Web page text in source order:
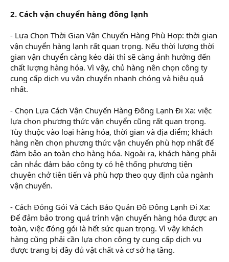
2. Cách vận chuyển hàng đông lạnh
- Lựa Chọn Thời Gian Vận Chuyển Hàng Phù Hợp: thời gian
vận chuyển hàng lạnh rất quan trọng. Nếu thời lượng thời
gian vận chuyển càng kéo dài thì sẽ càng ảnh hưởng đến
chất lượng hàng hóa. Vì vậy, chủ hàng nên chọn công ty
cung cấp dịch vụ vận chuyển nhanh chóng và hiệu quả
nhất.
- Chọn Lựa Cách Vận Chuyển Hàng Đông Lạnh Đi Xa: việc
lựa chọn phương thức vận chuyển cũng rất quan trọng.
Tùy thuộc vào loại hàng hóa, thời gian và địa diểm; khách
hàng nền chọn phương thức vận chuyển phù hợp nhất để
đàm bảo an toàn cho hàng hóa. Ngoài ra, khách hàng phải
cân nhắc đảm bảo công ty có hệ thống phương tiện
chuyên chở tiên tiến và phù hợp theo quy định của ngành
vận chuyển.
- Cách Đóng Gói Và Cách Bảo Quản Đồ Đông Lạnh Đi Xa:
Để đảm bảo trong quá trình vận chuyển hàng hóa được an
toàn, việc đóng gói là hết sức quan trọng. Vì vậy khách
hàng cũng phải cần lựa chọn công ty cung cấp dịch vụ
được trang bị đầy đủ vật chất và cơ sở hạ tầng.